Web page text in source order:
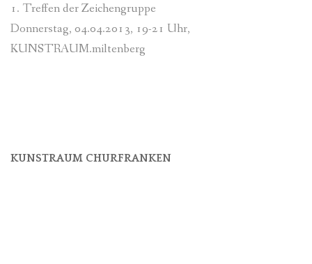
1. Treffen der Zeichengruppe
Donnerstag, 04.04.2013, 19-21 Uhr,
KUNSTRAUM.miltenberg
KUNSTRAUM CHURFRANKEN